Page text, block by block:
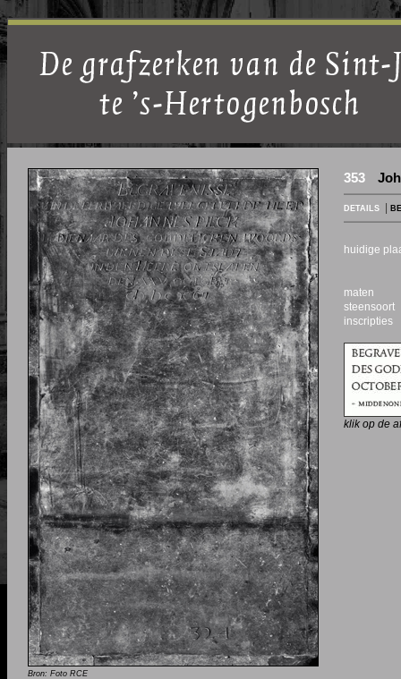
Bron: Foto RCE
353
DETAILS
huidige
maten
steensoort
inscripties
klik op de